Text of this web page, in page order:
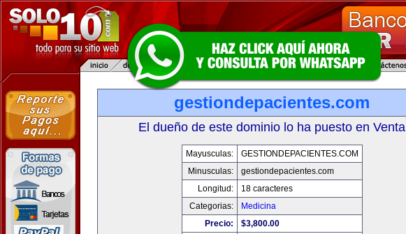
gestiondepacientes.com
El dueño de este dominio lo ha puesto en Venta
Mayusculas:
GESTIONDEPACIENTES.COM
Minusculas:
gestiondepacientes.com
Longitud:
18 caracteres
Categorias:
Medicina
Precio:
$3,800.00